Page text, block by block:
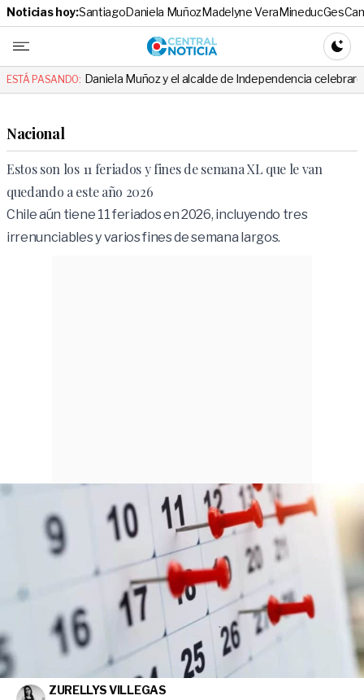
Noticias hoy:SantiagoDaniela MuñozMadelyne VeraMineducGes
Central
ESTÁ PASANDO:
Daniela Muñoz y el alcalde de Independencia celebraron hito: el
Nacional
Estos son los 11 feriados y fines de semana XL que le van
quedando a este año 2026
Chile aún tiene 11 feriados en 2026, incluyendo tres
irrenunciables y varios fines de semana largos.
ZURELLYS VILLEGAS